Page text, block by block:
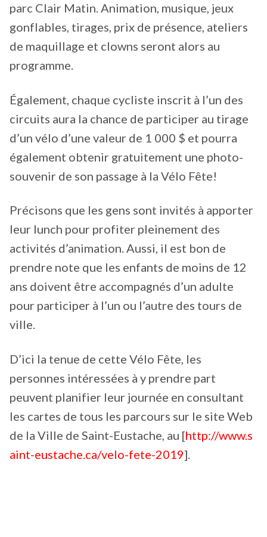
parc Clair Matin. Animation, musique, jeux
gonflables, tirages, prix de présence, ateliers
de maquillage et clowns seront alors au
programme.
Également, chaque cycliste inscrit à l’un des
circuits aura la chance de participer au tirage
d’un vélo d’une valeur de 1 000 $ et pourra
également obtenir gratuitement une photo-
souvenir de son passage à la Vélo Fête!
Précisons que les gens sont invités à apporter
leur lunch pour profiter pleinement des
activités d’animation. Aussi, il est bon de
prendre note que les enfants de moins de 12
ans doivent être accompagnés d’un adulte
pour participer à l’un ou l’autre des tours de
ville.
D’ici la tenue de cette Vélo Fête, les
personnes intéressées à y prendre part
peuvent planifier leur journée en consultant
les cartes de tous les parcours sur le site Web
de la Ville de Saint-Eustache, au [http://www.s
aint-eustache.ca/velo-fete-2019].